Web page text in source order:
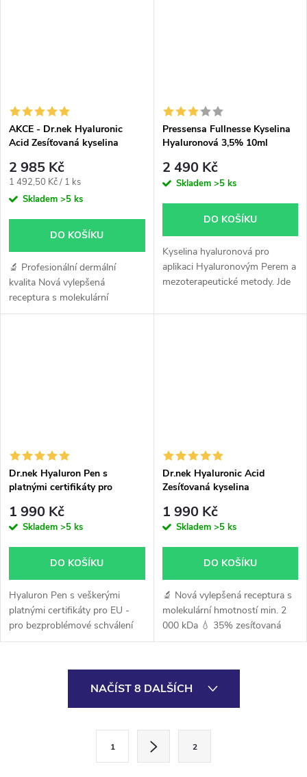
AKCE - Dr.nek Hyaluronic
Acid Zesíťovaná kyselina
2 985 Kč
Měrná
cena:
1 492,50 Kč / 1 ks
Skladem >5 ks
DO KOŠÍKU
🔬 Profesionální dermální
kvalita Nová vylepšená
receptura s molekulární
hmotností min. 2 000 kDa
Pressensa Fullnesse Kyselina
Hyaluronová 3,5% 10ml
2 490 Kč
Skladem >5 ks
DO KOŠÍKU
Kyselina hyaluronová pro
aplikaci Hyaluronovým Perem a
mezoterapeutické metody. Jde
přesným poměrem kyseliny
Dr.nek Hyaluron Pen s
platnými certifikáty pro
1 990 Kč
Skladem >5 ks
DO KOŠÍKU
Hyaluron Pen s veškerými
platnými certifikáty pro EU -
pro bezproblémové schválení
hygienou. Pro použití je nutné
stříkačky. Nejnovější neinvazivní
Dr.nek Hyaluronic Acid
Zesíťovaná kyselina
1 990 Kč
Skladem >5 ks
DO KOŠÍKU
🔬 Nová vylepšená receptura s
molekulární hmotností min. 2
000 kDa 💧 35% zesíťovaná
kyselina hyaluronová 🎯
hyaluronové pero
NAČÍST 8 DALŠÍCH
1 2